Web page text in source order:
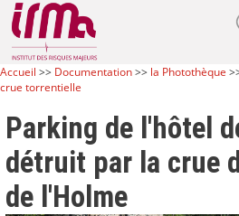
Accueil >> Documentation>> la Photothèque
crue torrentielle
Parking de l'hôtel
détruit par la crue
de l'Holme